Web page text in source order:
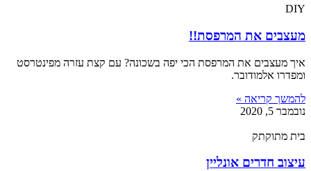
DIY
מעצבים את המרפסת!!
איך מעצבים את המרפסת הכי יפה בשכונה? עם קצת עזרה מפינטרסט
ומפדרו אלמודובר.
להמשך קריאה »
נובמבר 5, 2020
בית מתוקתק
עיצוב חדרים אונליין